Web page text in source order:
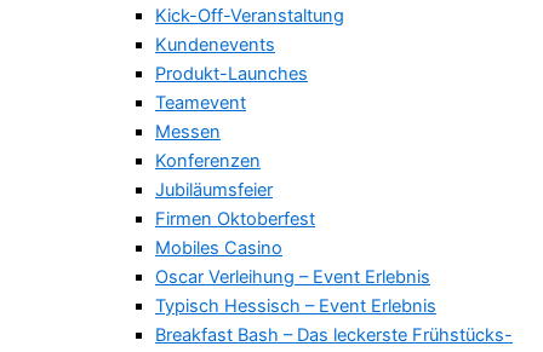
Kick-Off-Veranstaltung
Kundenevents
Produkt-Launches
Teamevent
Messen
Konferenzen
Jubiläumsfeier
Firmen Oktoberfest
Mobiles Casino
Oscar Verleihung – Event Erlebnis
Typisch Hessisch – Event Erlebnis
Breakfast Bash – Das leckerste Frühstücks-